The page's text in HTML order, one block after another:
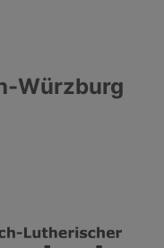
Würzburg